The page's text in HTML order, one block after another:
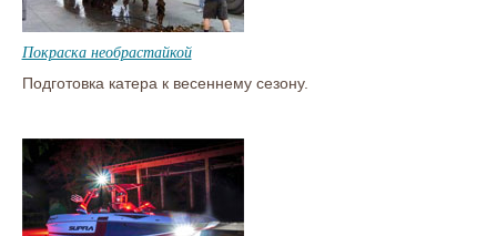
Покраска необрастайкой
Подготовка катера к весеннему сезону.